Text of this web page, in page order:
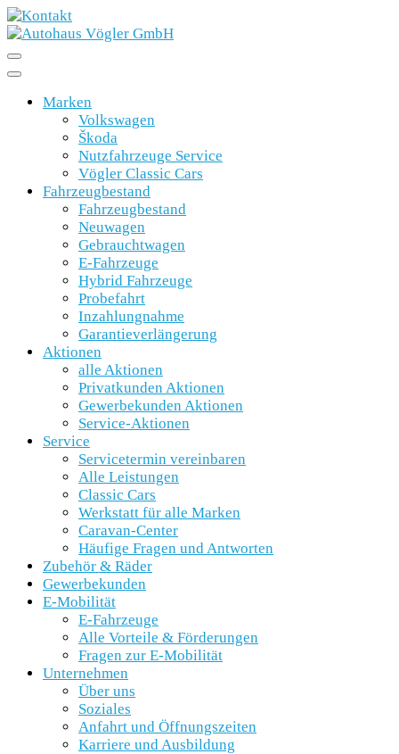
Marken
Volkswagen
Škoda
Nutzfahrzeuge Service
Vögler Classic Cars
Fahrzeugbestand
Fahrzeugbestand
Neuwagen
Gebrauchtwagen
E-Fahrzeuge
Hybrid Fahrzeuge
Probefahrt
Inzahlungnahme
Garantieverlängerung
Aktionen
alle Aktionen
Privatkunden Aktionen
Gewerbekunden Aktionen
Service-Aktionen
Service
Servicetermin vereinbaren
Alle Leistungen
Classic Cars
Werkstatt für alle Marken
Caravan-Center
Häufige Fragen und Antworten
Zubehör & Räder
Gewerbekunden
E-Mobilität
E-Fahrzeuge
Alle Vorteile & Förderungen
Fragen zur E-Mobilität
Unternehmen
Über uns
Soziales
Anfahrt und Öffnungszeiten
Karriere und Ausbildung